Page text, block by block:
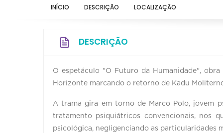
INÍCIO DESCRIÇÃO LOCALIZAÇÃO
DESCRIÇÃO
O espetáculo "O Futuro da Humanidade",
Horizonte marcando o retorno de Kadu
A trama gira em torno de Marco Polo, jovem
tratamento psiquiátricos convencionais, nos
psicológica, negligenciando as particularidades